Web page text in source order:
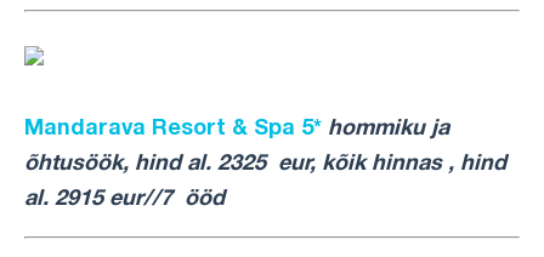
Mandarava Resort & Spa 5* hommiku ja
õhtusöök, hind al. 2325 eur, kõik hinnas , hind
al. 2915 eur//7 ööd